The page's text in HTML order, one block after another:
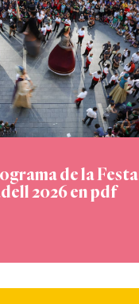
de la Festa
2026 en pdf